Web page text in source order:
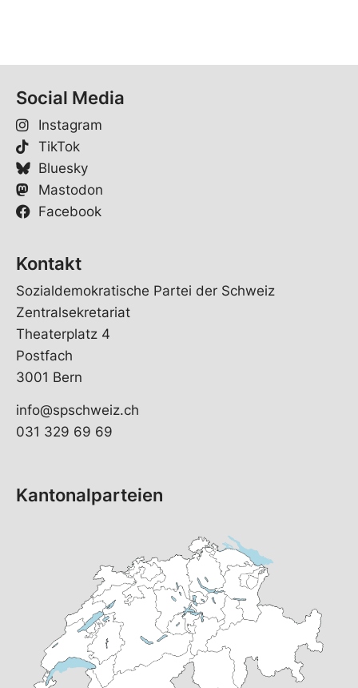
Social Media
Instagram
TikTok
Bluesky
Mastodon
Facebook
Kontakt
Sozialdemokratische Partei der Schweiz
Zentralsekretariat
Theaterplatz 4
Postfach
3001 Bern
info@spschweiz.ch
031 329 69 69
Kantonalparteien